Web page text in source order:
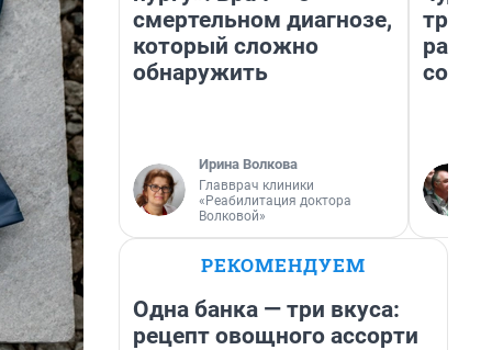
смертельном диагнозе,
который сложно
обнаружить
Ирина Волкова
Главврач клиники
«Реабилитация доктора
Волковой»
РЕКОМЕНДУЕМ
Одна банка — три вкуса:
рецепт овощного ассорти